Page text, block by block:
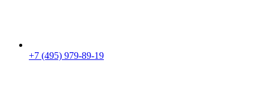
+7 (495) 979-89-19